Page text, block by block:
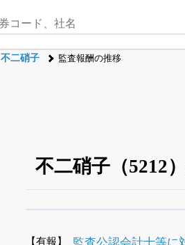
不二硝子 監査報酬の推移
不二硝子（5212
無料でβ
【有報】